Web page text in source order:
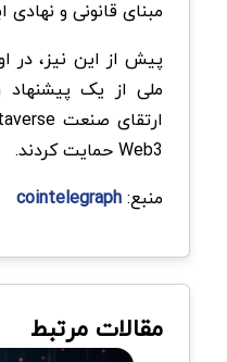
مبنای قانونی و نهادی
پیش از این نیز، در
ملی از یک
Web3 حمایت کردند.
منبع:cointelegraph
مقالات مرتبط